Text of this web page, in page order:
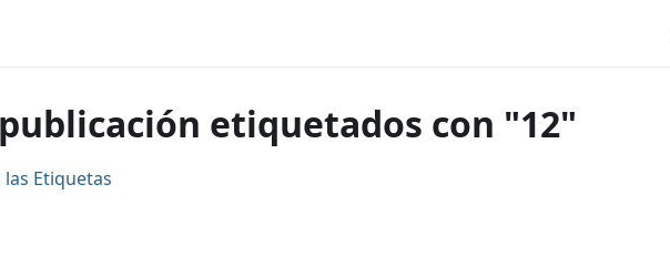
etiquetados con "12"
las Etiquetas